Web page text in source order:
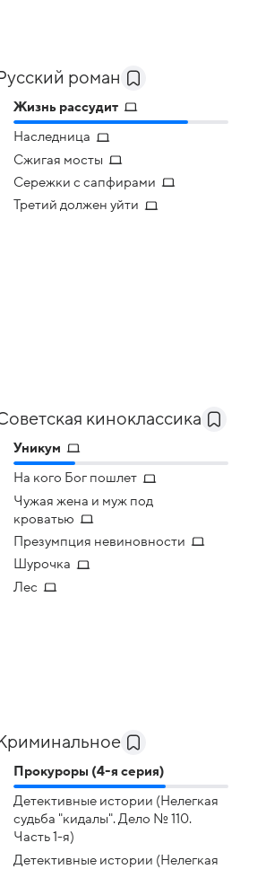
роман
Жизнь рассудит
Наследница
Сжигая мосты
Сережки с сапфирами
Третий должен уйти
киноклассика
Уникум
На кого Бог пошлет
Чужая жена и муж под
кроватью
Презумпция невиновности
Шурочка
Лес
Прокуроры (4-я серия)
Детективные истории (Нелегкая
судьба "кидалы". Дело № 110.
Часть 1-я)
Детективные истории (Нелегкая